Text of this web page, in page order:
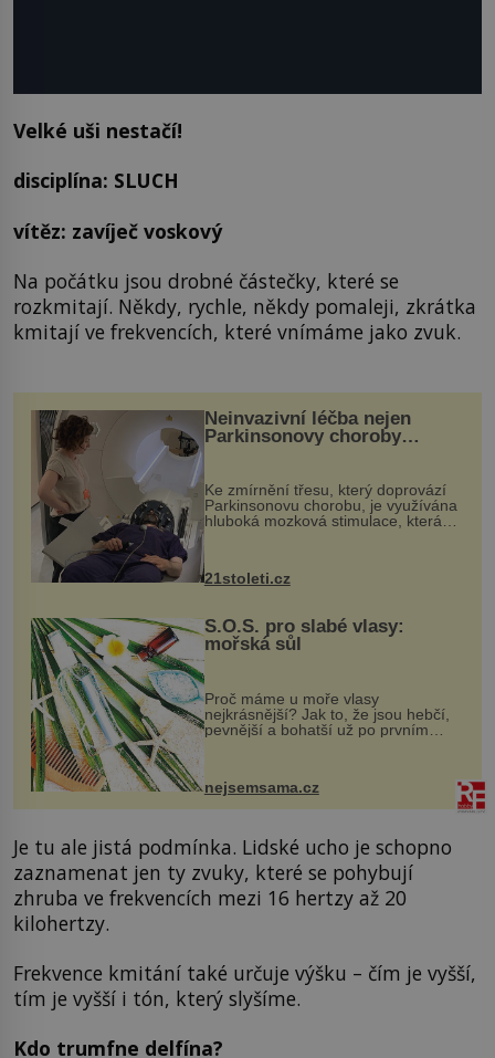
Velké uši nestačí!
disciplína: SLUCH
vítěz: zavíječ voskový
Na počátku jsou drobné částečky, které se
rozkmitají. Někdy, rychle, někdy pomaleji, zkrátka
kmitají ve frekvencích, které vnímáme jako zvuk.
Neinvazivní léčba nejen
Parkinsonovy choroby
Ke zmírnění třesu, který doprovází
Parkinsonovu chorobu, je využívána
hluboká mozková stimulace, která
však vyžaduje vysoce invazivní
zákrok. Ultrazvuk zase není vhodný
k dostatečně přesnému zacílení ...
21stoleti.cz
S.O.S. pro slabé vlasy:
mořská sůl
Proč máme u moře vlasy
nejkrásnější? Jak to, že jsou hebčí,
pevnější a bohatší už po prvním
vlasy. ...
nejsemsama.cz
Je tu ale jistá podmínka. Lidské ucho je schopno
zaznamenat jen ty zvuky, které se pohybují
zhruba ve frekvencích mezi 16 hertzy až 20
kilohertzy.
Frekvence kmitání také určuje výšku – čím je vyšší,
tím je vyšší i tón, který slyšíme.
Kdo trumfne delfína?